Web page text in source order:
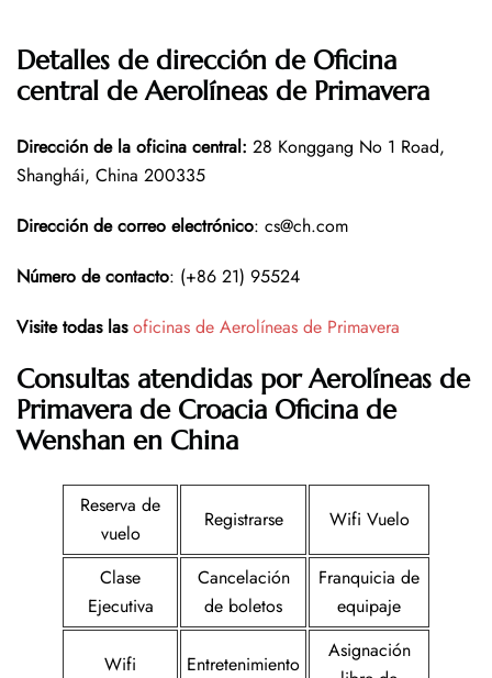
Detalles de dirección de Oficina
central de Aerolíneas de Primavera
Dirección de la oficina central: 28 Konggang No 1 Road,
Shanghái, China 200335
Dirección de correo electrónico: cs@ch.com
Número de contacto: (+86 21) 95524
Visite todas las oficinas de Aerolíneas de Primavera
Consultas atendidas por Aerolíneas de
Primavera de Croacia Oficina de
Wenshan en China
Reserva de
vuelo
Registrarse Wifi Vuelo
Clase
Ejecutiva
Cancelación
de boletos
Franquicia de
equipaje
Wifi Entretenimiento
Asignación